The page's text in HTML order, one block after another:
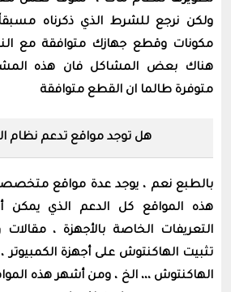
ولكن نرجع للشرط الذي ذكرناه
مكونات وقطع جهازك متوافقة مع
هناك بعض المشاكل فان هذه
متوفرة طالما ان القطع متوافقة
هل توجد مواقع تدعم نظام
بالطبع نعم ، يوجد عدة مواقع
هذه المواقع كل الدعم الذي يمكن
التعريفات الخاصة بالأجهزة ،
تثبيت الهاكنتوش على أجهزة الكمبيوتر